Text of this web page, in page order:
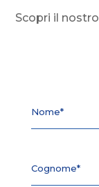
Scopri il nostro